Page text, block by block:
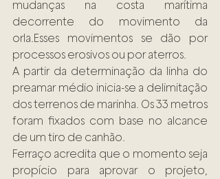
mudanças na costa marítima
decorrente do movimento da
orla.Esses movimentos se dão por
processos erosivos ou por aterros.
A partir da determinação da linha do
preamar médio inicia-se a delimitação
dos terrenos de marinha. Os 33 metros
foram fixados com base no alcance
de um tiro de canhão.
Ferraço acredita que o momento seja
propício para aprovar o projeto,